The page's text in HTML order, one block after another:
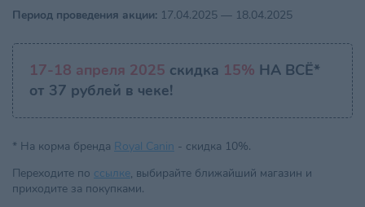
Период проведения акции: 17.04.2025 — 18.04.2025
17-18 апреля 2025 скидка 15% НА ВСЁ*
от 37 рублей в чеке!
* На корма бренда Royal Canin - скидка 10%.
Переходите по ссылке, выбирайте ближайший магазин и
приходите за покупками.